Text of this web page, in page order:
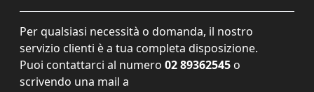
Per qualsiasi necessità o domanda, il nostro
servizio clienti è a tua completa disposizione.
Puoi contattarci al numero 02 89362545 o
scrivendo una mail a